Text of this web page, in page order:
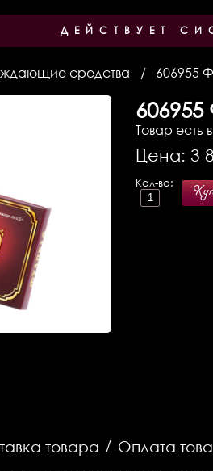
ДЕЙСТВУЕТ
средства 606955
606955
Товар есть
Цена:3
Кол-во:
товара / Оплата